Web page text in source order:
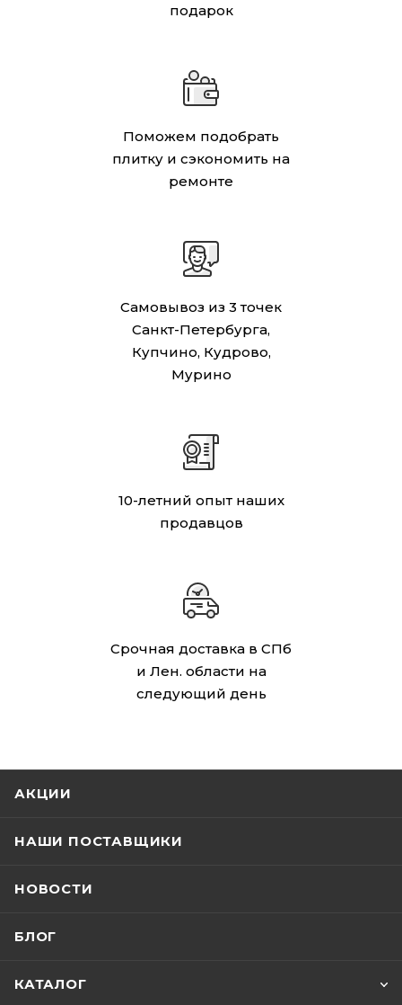
подарок
Поможем подобрать
плитку и сэкономить на
ремонте
Самовывоз из 3 точек
Санкт-Петербурга,
Купчино, Кудрово,
Мурино
10-летний опыт наших
продавцов
Срочная доставка в СПб
и Лен. области на
следующий день
АКЦИИ
НАШИ ПОСТАВЩИКИ
НОВОСТИ
БЛОГ
КАТАЛОГ